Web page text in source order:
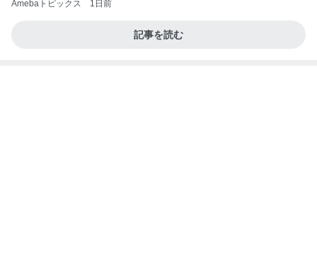
Amebaトピックス 1日前
記事を読む